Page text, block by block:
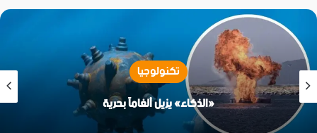
تكنولوجيا
«الذكاء» يزيل ألغاماً بحرية